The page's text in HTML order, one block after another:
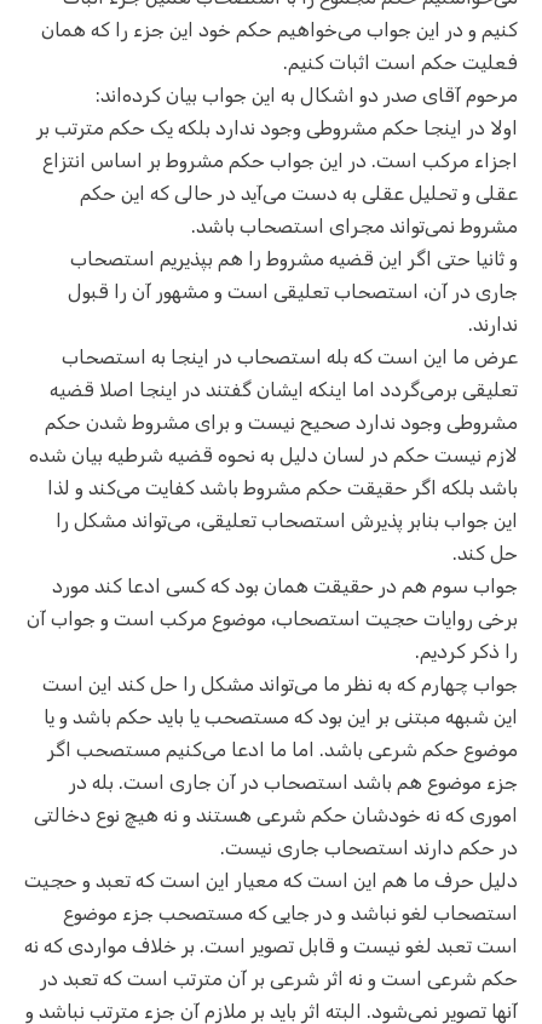
کنیم و در این جواب می‌خواهیم حکم خود این جزء را که همان
فعلیت حکم است اثبات کنیم.
مرحوم آقای صدر دو اشکال به این جواب بیان کرده‌اند:
اولا در اینجا حکم مشروطی وجود ندارد بلکه یک حکم مترتب بر
اجزاء مرکب است. در این جواب حکم مشروط بر اساس انتزاع
عقلی و تحلیل عقلی به دست می‌آید در حالی که این حکم
مشروط نمی‌تواند مجرای استصحاب باشد.
و ثانیا حتی اگر این قضیه مشروط را هم بپذیریم استصحاب
جاری در آن، استصحاب تعلیقی است و مشهور آن را قبول
ندارند.
عرض ما این است که بله استصحاب در اینجا به استصحاب
تعلیقی برمی‌گردد اما اینکه ایشان گفتند در اینجا اصلا قضیه
مشروطی وجود ندارد صحیح نیست و برای مشروط شدن حکم
لازم نیست حکم در لسان دلیل به نحوه قضیه شرطیه بیان شده
باشد بلکه اگر حقیقت حکم مشروط باشد کفایت می‌کند و لذا
این جواب بنابر پذیرش استصحاب تعلیقی، می‌تواند مشکل را
حل کند.
جواب سوم هم در حقیقت همان بود که کسی ادعا کند مورد
برخی روایات حجیت استصحاب، موضوع مرکب است و جواب آن
را ذکر کردیم.
جواب چهارم که به نظر ما می‌تواند مشکل را حل کند این است
این شبهه مبتنی بر این بود که مستصحب یا باید حکم باشد و یا
موضوع حکم شرعی باشد. اما ما ادعا می‌کنیم مستصحب اگر
جزء موضوع هم باشد استصحاب در آن جاری است. بله در
اموری که نه خودشان حکم شرعی هستند و نه هیچ نوع دخالتی
در حکم دارند استصحاب جاری نیست.
دلیل حرف ما هم این است که معیار این است که تعبد و حجیت
استصحاب لغو نباشد و در جایی که مستصحب جزء موضوع
است تعبد لغو نیست و قابل تصویر است. بر خلاف مواردی که نه
حکم شرعی است و نه اثر شرعی بر آن مترتب است که تعبد در
آنها تصویر نمی‌شود. البته اثر باید بر ملازم آن جزء مترتب نباشد و